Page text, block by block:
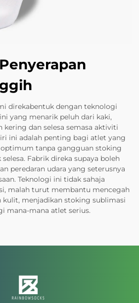
direkabentuk dengan teknologi
yang menarik peluh dari kaki,
kering dan selesa semasa aktiviti
ini adalah penting bagi atlet yang
tanpa gangguan stoking
Fabrik direka supaya boleh
peredaran udara yang seterusnya
Teknologi ini tidak sahaja
malah turut membantu mencegah
kulit, menjadikan stoking sublimasi
mana-mana atlet serius.